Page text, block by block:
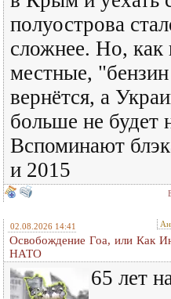
полуострова
сложнее. Но, как
местные,
вернётся, а
больше не будет
Вспоминают
и 2015
02.08.2026 14:41
Освобождение Гоа, или Как
НАТО
65 лет